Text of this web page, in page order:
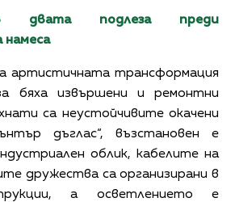
двата подлеза преди
намеса
артистичната трансформация
бяха извършени и ремонтни
са неустойчивите окачени
дъглас“, възстановен е
облик, кабелите на
дружества са организирани в
а осветлението е